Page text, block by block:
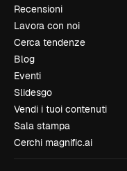
Recensioni
Lavora con noi
Cerca tendenze
Blog
Eventi
Slidesgo
Vendi i tuoi contenuti
Sala stampa
Cerchi magnific.ai